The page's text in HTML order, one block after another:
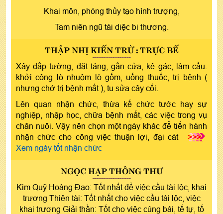
Khai môn, phóng thủy tạo hình trượng,
Tam niên ngũ tái diệc bi thương.
THẬP NHỊ KIẾN TRỪ : TRỰC BẾ
Xây đắp tường, đặt táng, gắn cửa, kê gác, làm cầu.
khởi công lò nhuộm lò gốm, uống thuốc, trị bệnh (
nhưng chớ trị bệnh mắt ), tu sửa cây cối.
Lên quan nhận chức, thừa kế chức tước hay sự
nghiệp, nhập học, chữa bệnh mắt, các việc trong vụ
chăn nuôi. Vậy nên chọn một ngày khác để tiến hành
nhận chức cho công việc thuận lợi, đại cát
>>>
Xem ngày tốt nhận chức
NGỌC HẠP THÔNG THƯ
Kim Quỹ Hoàng Đạo: Tốt nhất để việc cầu tài lộc, khai
trương Thiên tài: Tốt nhất cho việc cầu tài lộc, việc
khai trương Giải thần: Tốt cho việc cúng bái, tế tự, tố